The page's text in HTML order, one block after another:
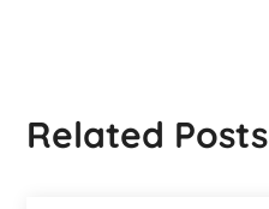
Related Posts